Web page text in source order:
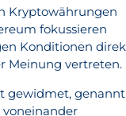
Kryptowährungen
fokussieren
Konditionen
Meinung vertreten.
gewidmet, genannt